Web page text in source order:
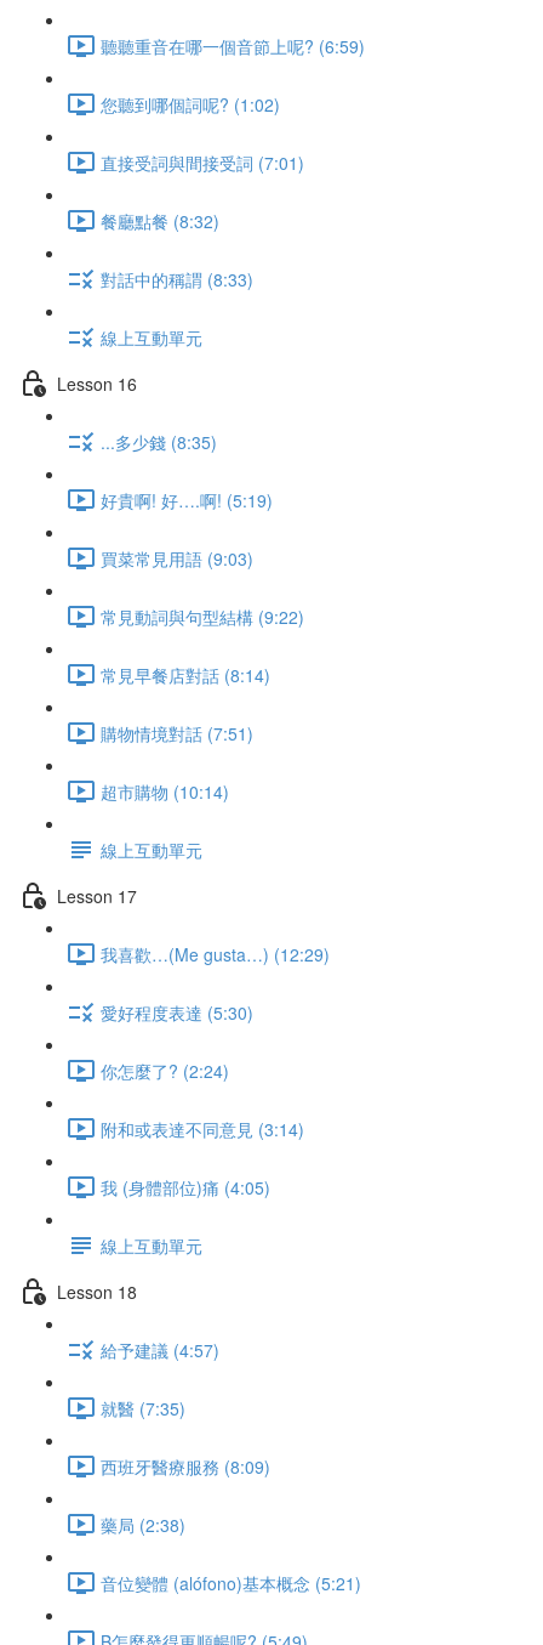
聽聽重音在哪一個音節上呢? (6:59)
您聽到哪個詞呢? (1:02)
直接受詞與間接受詞 (7:01)
餐廳點餐 (8:32)
對話中的稱謂 (8:33)
線上互動單元
Lesson 16
...多少錢 (8:35)
好貴啊! 好….啊! (5:19)
買菜常見用語 (9:03)
常見動詞與句型結構 (9:22)
常見早餐店對話 (8:14)
購物情境對話 (7:51)
超市購物 (10:14)
線上互動單元
Lesson 17
我喜歡…(Me gusta…) (12:29)
愛好程度表達 (5:30)
你怎麼了? (2:24)
附和或表達不同意見 (3:14)
我 (身體部位)痛 (4:05)
線上互動單元
Lesson 18
給予建議 (4:57)
就醫 (7:35)
西班牙醫療服務 (8:09)
藥局 (2:38)
音位變體 (alófono)基本概念 (5:21)